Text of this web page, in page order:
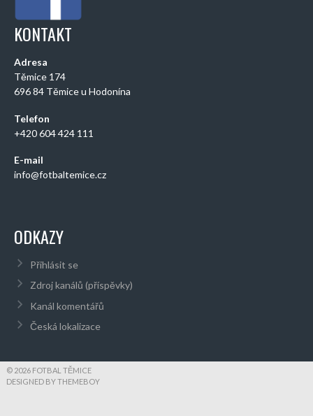
KONTAKT
Adresa
Těmice 174
696 84 Těmice u Hodonína
Telefon
+420 604 424 111
E-mail
info@fotbaltemice.cz
ODKAZY
Přihlásit se
Zdroj kanálů (příspěvky)
Kanál komentářů
Česká lokalizace
© 2026 FOTBAL TĚMICE
DESIGNED BY THEMEBOY